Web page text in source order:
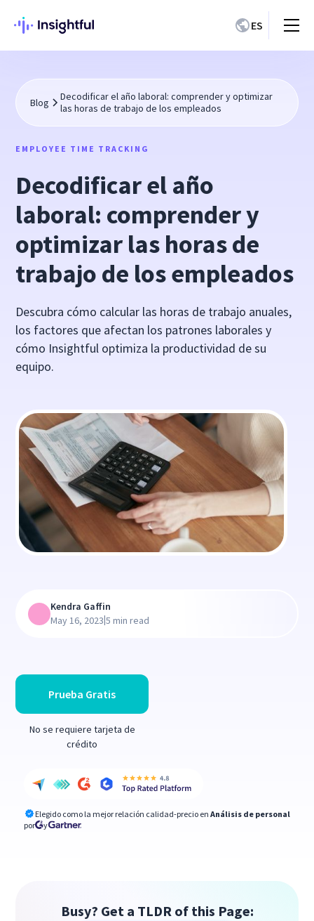
ES
Blog
Decodificar el año laboral: comprender y optimizar
las horas de trabajo de los empleados
EMPLOYEE TIME TRACKING
Decodificar el año
laboral: comprender y
optimizar las horas de
trabajo de los empleados
Descubra cómo calcular las horas de trabajo anuales,
los factores que afectan los patrones laborales y
cómo Insightful optimiza la productividad de su
equipo.
Prueba Gratis
No se requiere tarjeta de
crédito
Elegido como la mejor relación calidad-precio en Análisis de personal
por
y
Kendra Gaffin
May 16, 2023|5 min read
Busy? Get a TLDR of this Page: